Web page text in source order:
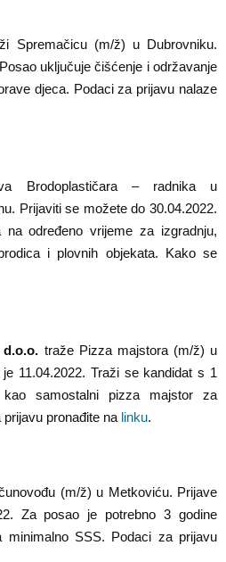
Spremačicu (m/ž) u Dubrovniku.
uključuje čišćenje i održavanje
djeca. Podaci za prijavu nalaze
Brodoplastičara – radnika u
Prijaviti se možete do 30.04.2022.
određeno vrijeme za izgradnju,
i plovnih objekata. Kako se
traže Pizza majstora (m/ž) u
11.04.2022. Traži se kandidat s 1
samostalni pizza majstor za
pronađite na linku.
(m/ž) u Metkoviću. Prijave
Za posao je potrebno 3 godine
minimalno SSS. Podaci za prijavu